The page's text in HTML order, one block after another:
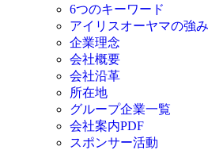
6つのキーワード
アイリスオーヤマの強み
企業理念
会社概要
会社沿革
所在地
グループ企業一覧
会社案内PDF
スポンサー活動